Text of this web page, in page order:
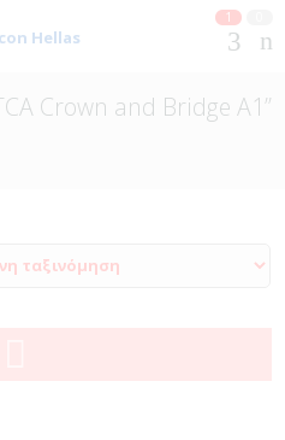
1
Crown and Bridge A1”